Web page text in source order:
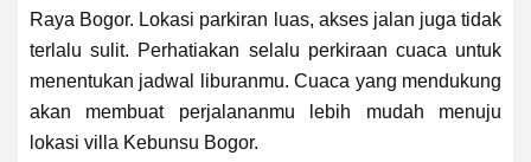
Raya Bogor. Lokasi parkiran luas, akses jalan juga tidak
terlalu sulit. Perhatiakan selalu perkiraan cuaca untuk
menentukan jadwal liburanmu. Cuaca yang mendukung
akan membuat perjalananmu lebih mudah menuju
lokasi villa Kebunsu Bogor.